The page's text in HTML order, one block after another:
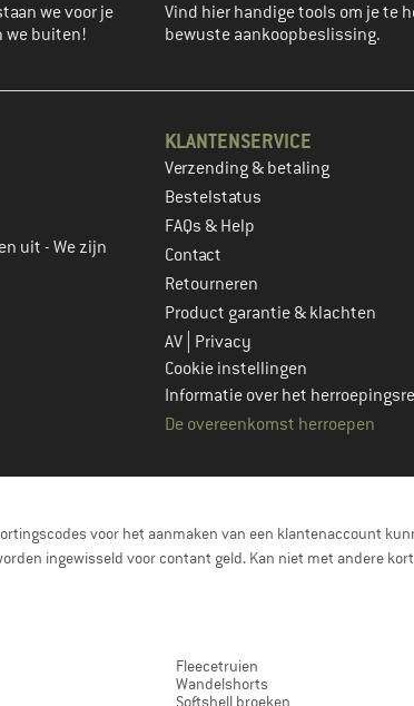
we voor je
we buiten!
Vind hier handige tools om je te
bewuste aankoopbeslissing.
uit - We zijn
KLANTENSERVICE
Verzending & betaling
Bestelstatus
FAQs & Help
Contact
Retourneren
Product garantie & klachten
AV Privacy
Cookie instellingen
Informatie over het
De overeenkomst herroepen
voor het aanmaken van een klantenaccount
ingewisseld voor contant geld. Kan niet met andere
Fleecetruien
Wandelshorts
Softshell broeken